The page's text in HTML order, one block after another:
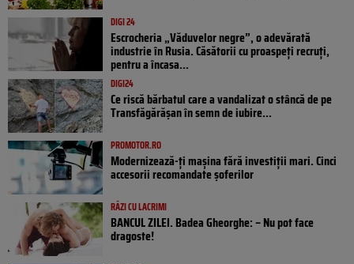
DIGI 24
Escrocheria „Văduvelor negre”, o adevărată
industrie în Rusia. Căsătorii cu proaspeți recruți,
pentru a încasa...
DIGI24
Ce riscă bărbatul care a vandalizat o stâncă de pe
Transfăgărășan în semn de iubire...
PROMOTOR.RO
Modernizează-ți mașina fără investiții mari. Cinci
accesorii recomandate șoferilor
RÂZI CU LACRIMI
BANCUL ZILEI. Badea Gheorghe: – Nu pot face
dragoste!